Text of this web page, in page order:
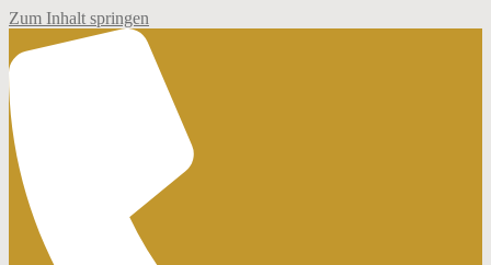
Zum Inhalt springen